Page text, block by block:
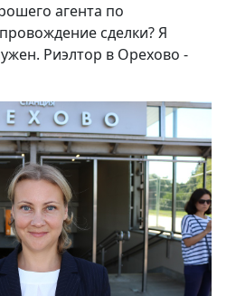
агента по
сделки? Я
Риэлтор в Орехово -